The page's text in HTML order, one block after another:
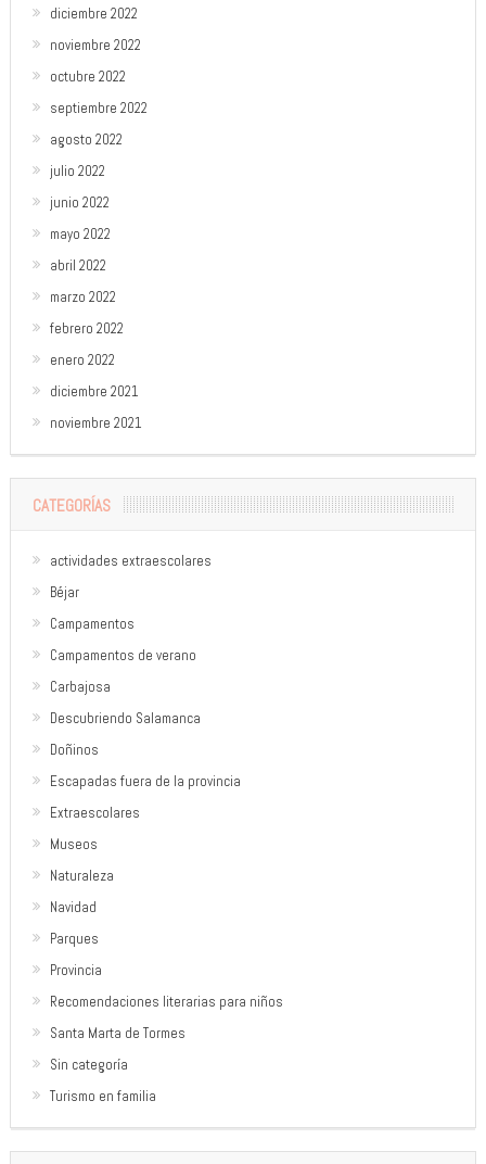
diciembre 2022
noviembre 2022
octubre 2022
septiembre 2022
agosto 2022
julio 2022
junio 2022
mayo 2022
abril 2022
marzo 2022
febrero 2022
enero 2022
diciembre 2021
noviembre 2021
CATEGORÍAS
actividades extraescolares
Béjar
Campamentos
Campamentos de verano
Carbajosa
Descubriendo Salamanca
Doñinos
Escapadas fuera de la provincia
Extraescolares
Museos
Naturaleza
Navidad
Parques
Provincia
Recomendaciones literarias para niños
Santa Marta de Tormes
Sin categoría
Turismo en familia